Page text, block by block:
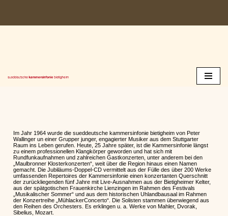
Zum
Im Jahr 1964 wurde die sueddeutsche kammersinfonie bietigheim von Peter
Wallinger un einer Grupper junger, engagierter Musiker aus dem Stuttgarter
Raum ins Leben gerufen. Heute, 25 Jahre später, ist die Kammersinfonie längst
zu einem professionellen Klangkörper geworden und hat sich mit
Rundfunkaufnahmen und zahlreichen Gastkonzerten, unter anderem bei den
„Maulbronner Klosterkonzerten“, weit über die Region hinaus einen Namen
gemacht. Die Jubiläums-Doppel-CD vermittelt aus der Fülle des über 200 Werke
umfassenden Repertoires der Kammersinfonie einen konzertanten Querschnitt
der zurückliegenden fünf Jahre mit Live-Ausnahmen aus der Bietigheimer Kelter,
aus der spätgotischen Frauenkirche Lienzingen im Rahmen des Festivals
„Musikalischer Sommer“ und aus dem historischen Uhlandbausaal im Rahmen
der Konzertreihe „MühlackerConcerto“. Die Solisten stammen überwiegend aus
den Reihen des Orchesters. Es erklingen u. a. Werke von Mahler, Dvorak,
Sibelius, Mozart.